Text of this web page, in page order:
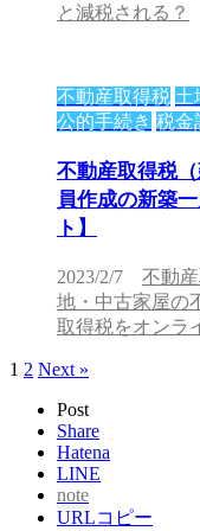
と減税される？
不動産取得税 土
公的手続き 税金
不動産取得税
員作成の新築
ト】
2023/2/7 不動
地・中古家屋の
取得税をオンラ
1 2 Next »
Post
Share
Hatena
LINE
note
URLコピー